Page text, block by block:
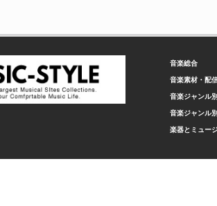
音楽総合
音楽素材・配
音楽ジャンル
音楽ジャンル
楽器とミュー